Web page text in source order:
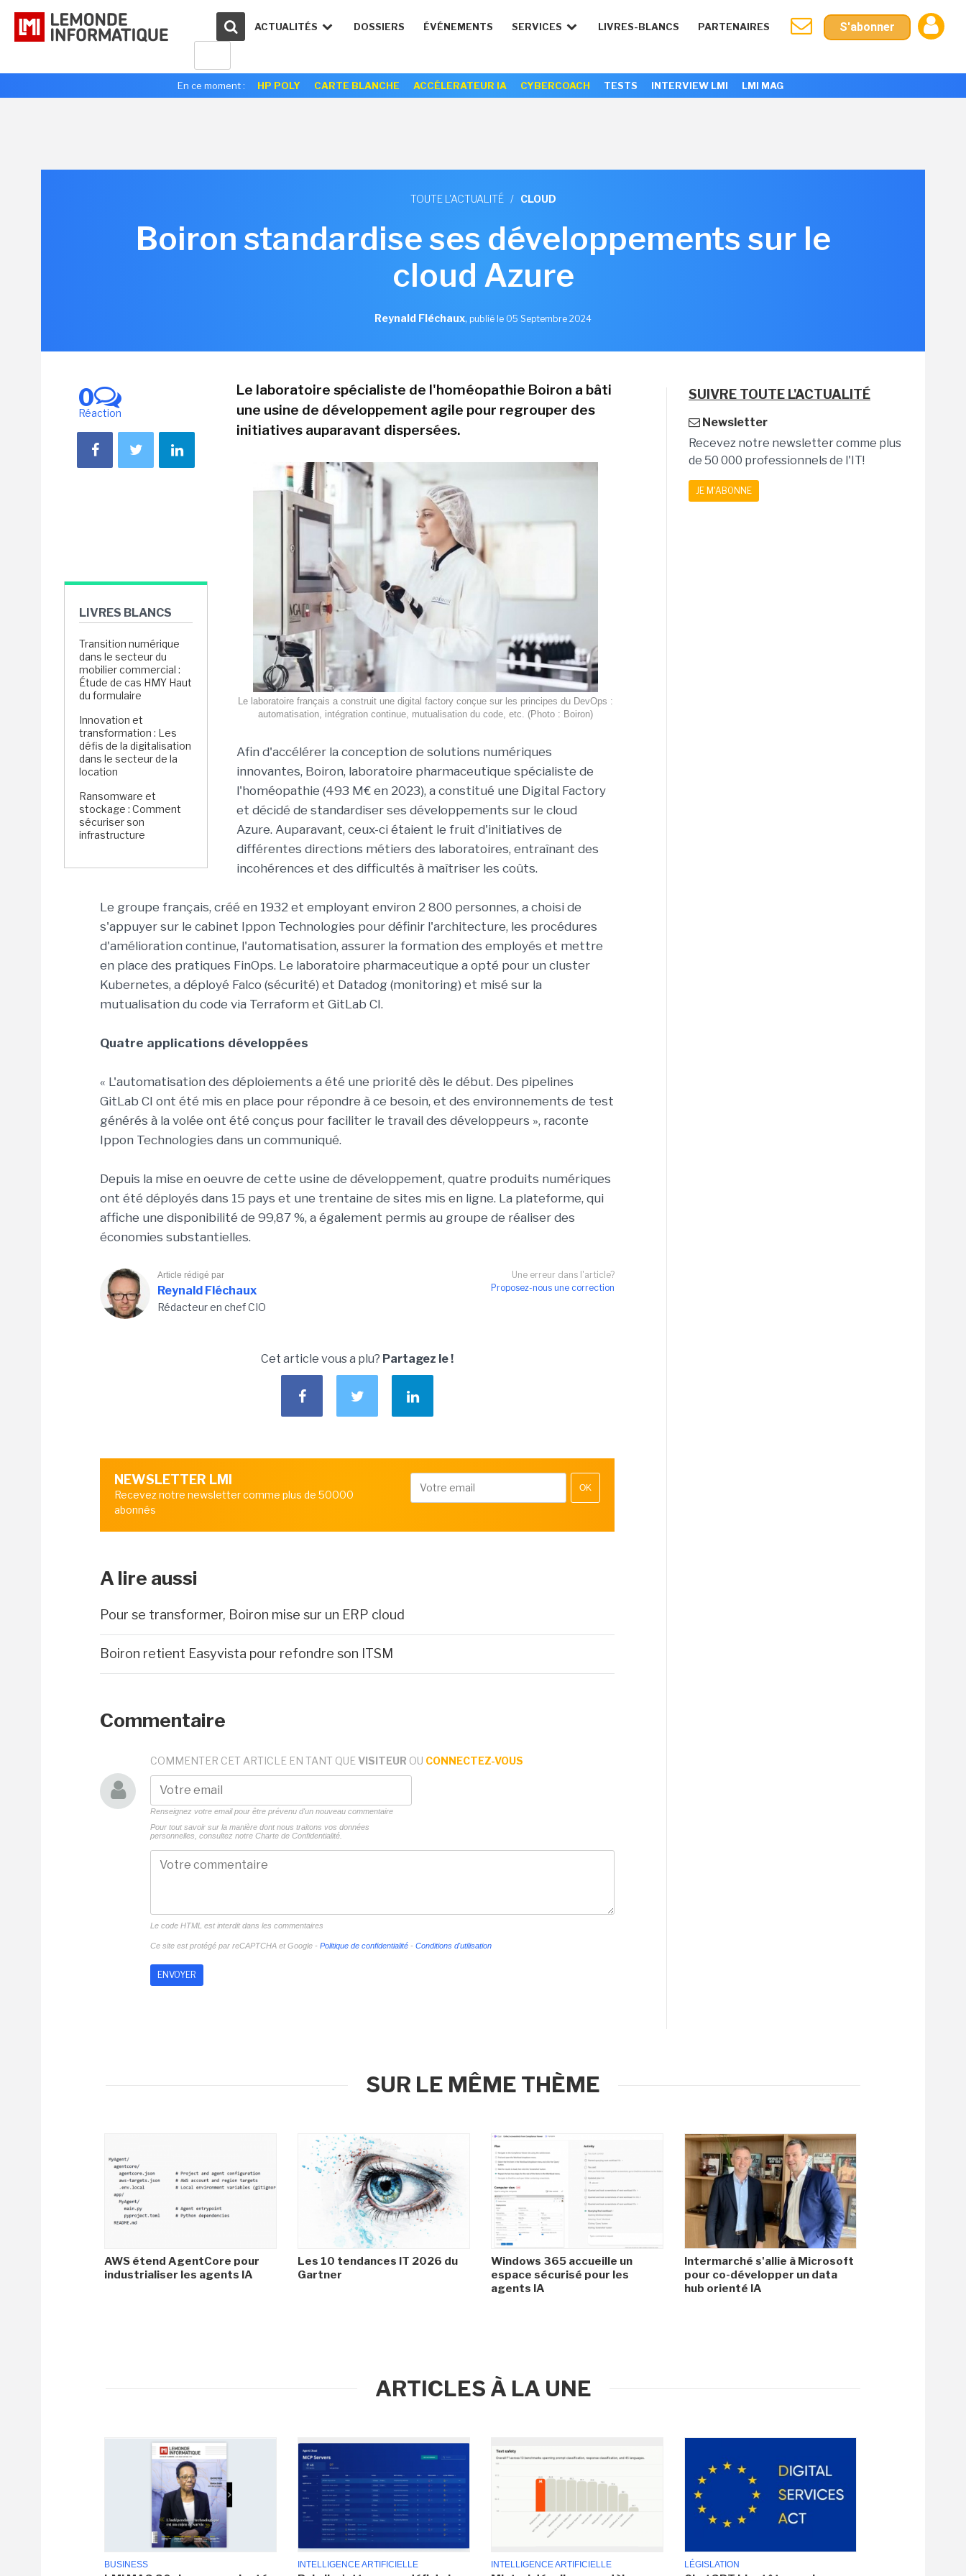
ACTUALITÉS DOSSIERS ÉVÉNEMENTS SERVICES LIVRES-BLANCS PARTENAIRES S'abonner
En ce moment : HP POLY CARTE BLANCHE ACCÉLERATEUR IA CYBERCOACH TESTS INTERVIEW LMI LMI MAG
TOUTE L'ACTUALITÉ / CLOUD
Boiron standardise ses développements sur le
cloud Azure
Reynald Fléchaux, publié le 05 Septembre 2024
0
Réaction
LIVRES BLANCS
Transition numérique
dans le secteur du
mobilier commercial :
Étude de cas HMY Haut
du formulaire
Innovation et
transformation : Les
défis de la digitalisation
dans le secteur de la
location
Ransomware et
stockage : Comment
sécuriser son
infrastructure
Le laboratoire spécialiste de l'homéopathie Boiron a bâti
une usine de développement agile pour regrouper des
initiatives auparavant dispersées.
Le laboratoire français a construit une digital factory conçue sur les principes du DevOps :
automatisation, intégration continue, mutualisation du code, etc. (Photo : Boiron)
Afin d'accélérer la conception de solutions numériques
innovantes, Boiron, laboratoire pharmaceutique spécialiste de
l'homéopathie (493 M€ en 2023), a constitué une Digital Factory
et décidé de standardiser ses développements sur le cloud
Azure. Auparavant, ceux-ci étaient le fruit d'initiatives de
différentes directions métiers des laboratoires, entraînant des
incohérences et des difficultés à maîtriser les coûts.
Le groupe français, créé en 1932 et employant environ 2 800 personnes, a choisi de
s'appuyer sur le cabinet Ippon Technologies pour définir l'architecture, les procédures
d'amélioration continue, l'automatisation, assurer la formation des employés et mettre
en place des pratiques FinOps. Le laboratoire pharmaceutique a opté pour un cluster
Kubernetes, a déployé Falco (sécurité) et Datadog (monitoring) et misé sur la
mutualisation du code via Terraform et GitLab CI.
Quatre applications développées
« L'automatisation des déploiements a été une priorité dès le début. Des pipelines
GitLab CI ont été mis en place pour répondre à ce besoin, et des environnements de test
générés à la volée ont été conçus pour faciliter le travail des développeurs », raconte
Ippon Technologies dans un communiqué.
Depuis la mise en oeuvre de cette usine de développement, quatre produits numériques
ont été déployés dans 15 pays et une trentaine de sites mis en ligne. La plateforme, qui
affiche une disponibilité de 99,87 %, a également permis au groupe de réaliser des
économies substantielles.
Une erreur dans l'article?
Proposez-nous une correction
Article rédigé par
Reynald Fléchaux
Rédacteur en chef CIO
Cet article vous a plu? Partagez le !
NEWSLETTER LMI
Recevez notre newsletter comme plus de 50000
abonnés
OK
A lire aussi
Pour se transformer, Boiron mise sur un ERP cloud
Boiron retient Easyvista pour refondre son ITSM
Commentaire
COMMENTER CET ARTICLE EN TANT QUE VISITEUR OU CONNECTEZ-VOUS
Renseignez votre email pour être prévenu d'un nouveau commentaire
Pour tout savoir sur la manière dont nous traitons vos données
personnelles, consultez notre Charte de Confidentialité.
Le code HTML est interdit dans les commentaires
Ce site est protégé par reCAPTCHA et Google - Politique de confidentialité - Conditions d'utilisation
SUIVRE TOUTE L'ACTUALITÉ
Newsletter
Recevez notre newsletter comme plus
de 50 000 professionnels de l'IT!
JE M'ABONNE
SUR LE MÊME THÈME
AWS étend AgentCore pour
industrialiser les agents IA
Les 10 tendances IT 2026 du
Gartner
Windows 365 accueille un
espace sécurisé pour les
agents IA
Intermarché s'allie à Microsoft
pour co-développer un data
hub orienté IA
ARTICLES À LA UNE
BUSINESS INTELLIGENCE ARTIFICIELLE INTELLIGENCE ARTIFICIELLE LÉGISLATION